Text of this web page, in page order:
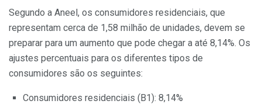
Segundo a Aneel, os consumidores residenciais, que
representam cerca de 1,58 milhão de unidades, devem se
preparar para um aumento que pode chegar a até 8,14%. Os
ajustes percentuais para os diferentes tipos de
consumidores são os seguintes:
Consumidores residenciais (B1): 8,14%